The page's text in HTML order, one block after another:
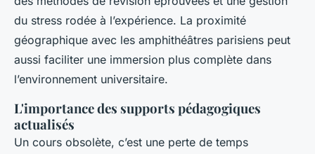
du stress rodée à l’expérience. La proximité
géographique avec les amphithéâtres parisiens peut
aussi faciliter une immersion plus complète dans
l’environnement universitaire.
L'importance des supports pédagogiques
actualisés
Un cours obsolète, c’est une perte de temps